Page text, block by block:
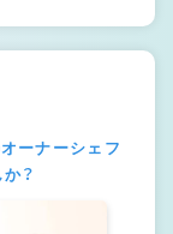
ーナーシェフ
？